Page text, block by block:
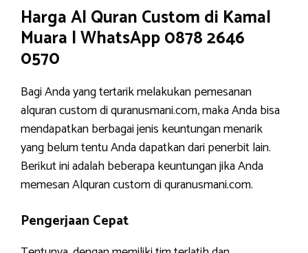
Harga Al Quran Custom di Kamal
Muara | WhatsApp 0878 2646
0570
Bagi Anda yang tertarik melakukan pemesanan
alquran custom di quranusmani.com, maka Anda bisa
mendapatkan berbagai jenis keuntungan menarik
yang belum tentu Anda dapatkan dari penerbit lain.
Berikut ini adalah beberapa keuntungan jika Anda
memesan Alquran custom di quranusmani.com.
Pengerjaan Cepat